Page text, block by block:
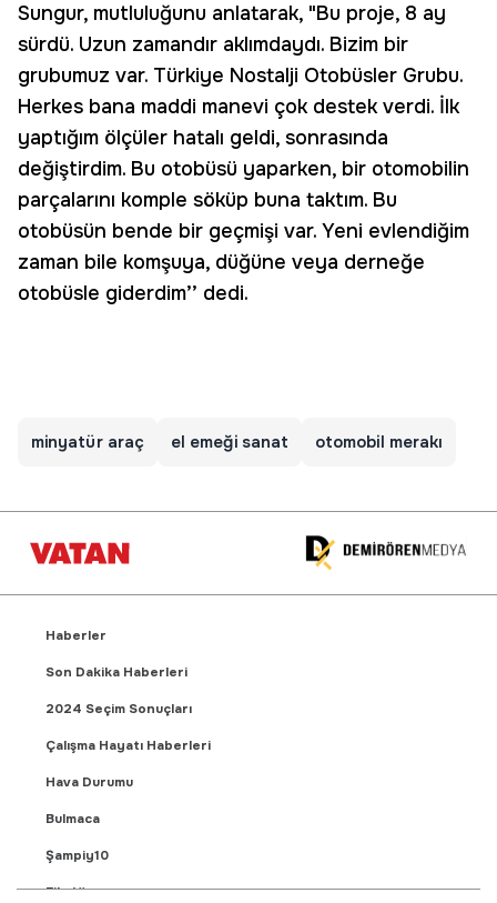
Sungur, mutluluğunu anlatarak, "Bu proje, 8 ay
sürdü. Uzun zamandır aklımdaydı. Bizim bir
grubumuz var. Türkiye Nostalji Otobüsler Grubu.
Herkes bana maddi manevi çok destek verdi. İlk
yaptığım ölçüler hatalı geldi, sonrasında
değiştirdim. Bu otobüsü yaparken, bir otomobilin
parçalarını komple söküp buna taktım. Bu
otobüsün bende bir geçmişi var. Yeni evlendiğim
zaman bile komşuya, düğüne veya derneğe
otobüsle giderdim’’ dedi.
minyatür araç el emeği sanat otomobil merakı
Haberler
Son Dakika Haberleri
2024 Seçim Sonuçları
Çalışma Hayatı Haberleri
Hava Durumu
Bulmaca
Şampiy10
Fikstür